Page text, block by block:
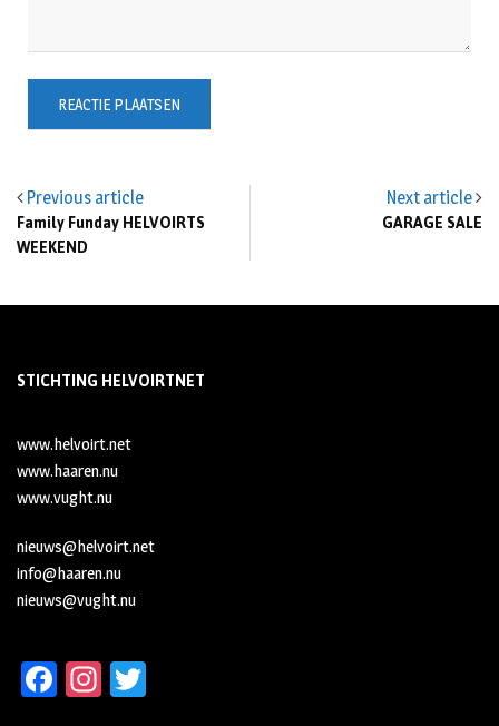
Previous article
Family Funday HELVOIRTS
WEEKEND
Next article
GARAGE SALE
STICHTING HELVOIRTNET
www.helvoirt.net
www.haaren.nu
www.vught.nu
nieuws@helvoirt.net
info@haaren.nu
nieuws@vught.nu
Fa In